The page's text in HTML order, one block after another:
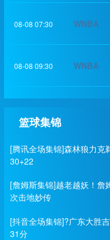
08-08 07:30 WNBA
08-08 09:30 WNBA
篮球集锦
[腾讯全场集锦]森林狼力克
30+22
[詹姆斯集锦]越老越妖！詹
次击地妙传
[抖音全场集锦]?广东大胜
31分